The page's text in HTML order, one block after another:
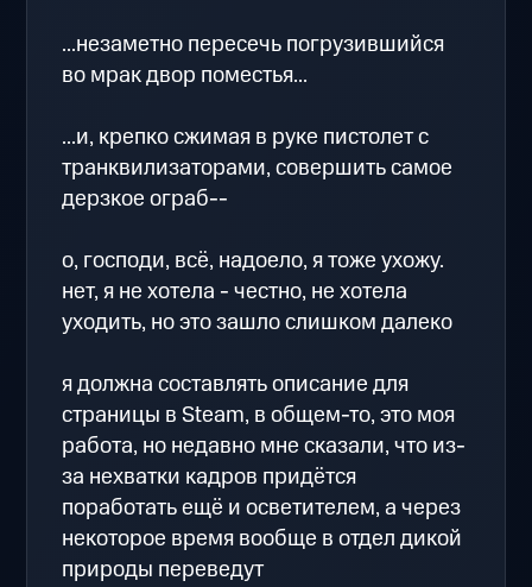
...незаметно пересечь погрузившийся
во мрак двор поместья...
...и, крепко сжимая в руке пистолет с
транквилизаторами, совершить самое
дерзкое ограб--
о, господи, всё, надоело, я тоже ухожу.
нет, я не хотела - честно, не хотела
уходить, но это зашло слишком далеко
я должна составлять описание для
страницы в Steam, в общем-то, это моя
работа, но недавно мне сказали, что из-
за нехватки кадров придётся
поработать ещё и осветителем, а через
некоторое время вообще в отдел дикой
природы переведут